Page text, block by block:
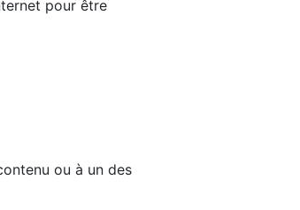
pour être
ou à un des